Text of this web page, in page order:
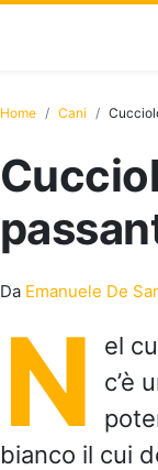
Home Cani
Da Emanuele De
N
el
c’è
bianco il cui